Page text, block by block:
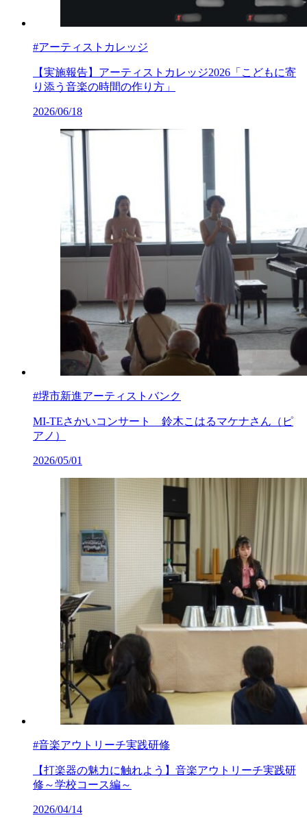
#アーティストカレッジ
【実施報告】アーティストカレッジ2026「こどもに寄
り添う音楽の時間の作り方」
2026/06/18
#堺市新進アーティストバンク
MI-TEさかいコンサート 鈴木こはるマケナさん（ピ
アノ）
2026/05/01
#音楽アウトリーチ実践研修
【打楽器の魅力に触れよう】音楽アウトリーチ実践研
修～学校コース編～
2026/04/14